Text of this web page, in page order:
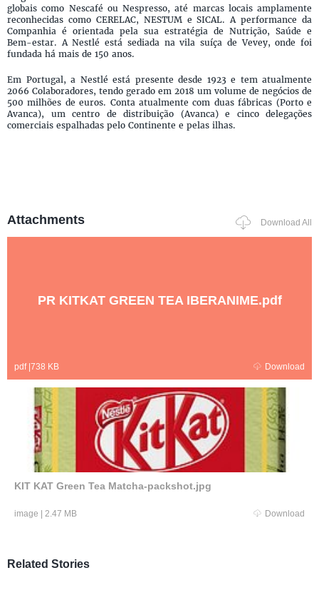
globais como Nescafé ou Nespresso, até marcas locais amplamente
reconhecidas como CERELAC, NESTUM e SICAL. A performance da
Companhia é orientada pela sua estratégia de Nutrição, Saúde e
Bem-estar. A Nestlé está sediada na vila suíça de Vevey, onde foi
fundada há mais de 150 anos.
Em Portugal, a Nestlé está presente desde 1923 e tem atualmente
2066 Colaboradores, tendo gerado em 2018 um volume de negócios de
500 milhões de euros. Conta atualmente com duas fábricas (Porto e
Avanca), um centro de distribuição (Avanca) e cinco delegações
comerciais espalhadas pelo Continente e pelas ilhas.
Attachments Download All
PR KITKAT GREEN TEA IBERANIME.pdf
pdf|738 KB Download
KIT KAT Green Tea Matcha-packshot.jpg
image | 2.47 MB Download
Related Stories